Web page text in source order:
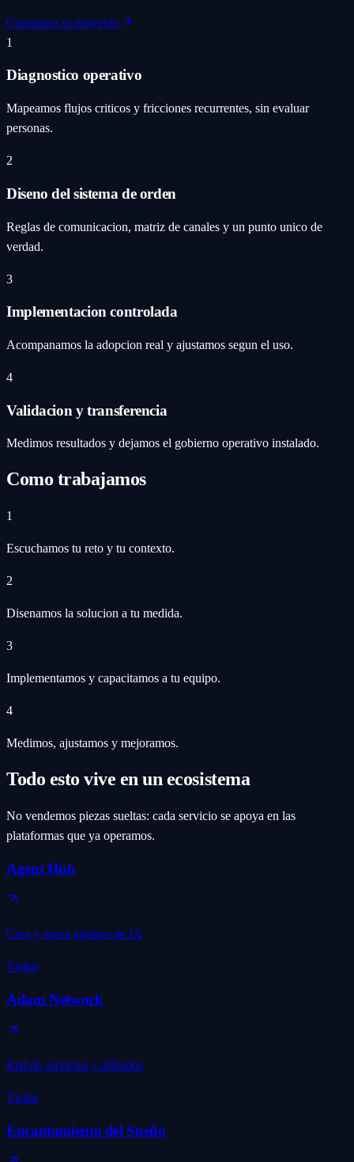
Cuentanos tu proyecto
1
Diagnostico operativo
Mapeamos flujos criticos y fricciones recurrentes, sin evaluar
personas.
2
Diseno del sistema de orden
Reglas de comunicacion, matriz de canales y un punto unico de
verdad.
3
Implementacion controlada
Acompanamos la adopcion real y ajustamos segun el uso.
4
Validacion y transferencia
Medimos resultados y dejamos el gobierno operativo instalado.
Como trabajamos
1
Escuchamos tu reto y tu contexto.
2
Disenamos la solucion a tu medida.
3
Implementamos y capacitamos a tu equipo.
4
Medimos, ajustamos y mejoramos.
Todo esto vive en un ecosistema
No vendemos piezas sueltas: cada servicio se apoya en las
plataformas que ya operamos.
Agent Hub
Crea y opera agentes de IA
Visitar
Adam Network
Red de servicios y afiliados
Visitar
Encantamiento del Sueño